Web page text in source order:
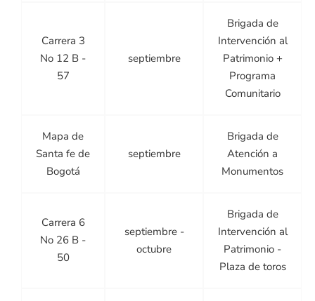
Carrera 3
No 12 B -
57
septiembre
Brigada de
Intervención al
Patrimonio +
Programa
Comunitario
Mapa de
Santa fe de
Bogotá
septiembre
Brigada de
Atención a
Monumentos
Carrera 6
No 26 B -
50
septiembre -
octubre
Brigada de
Intervención al
Patrimonio -
Plaza de toros